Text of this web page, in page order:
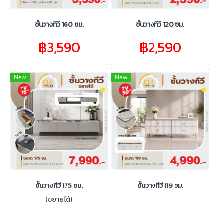
ชั้นวางทีวี 160 ซม.
฿3,590
ชั้นวางทีวี 120 ซม.
฿2,590
New
ชั้นวางทีวี 175 ซม.
(ขยายได้)
New
ชั้นวางทีวี 119 ซม.